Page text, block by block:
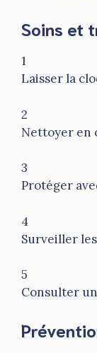
Soins et
1
Laisser la
2
Nettoyer en
3
Protéger
4
Surveiller
5
Consulter